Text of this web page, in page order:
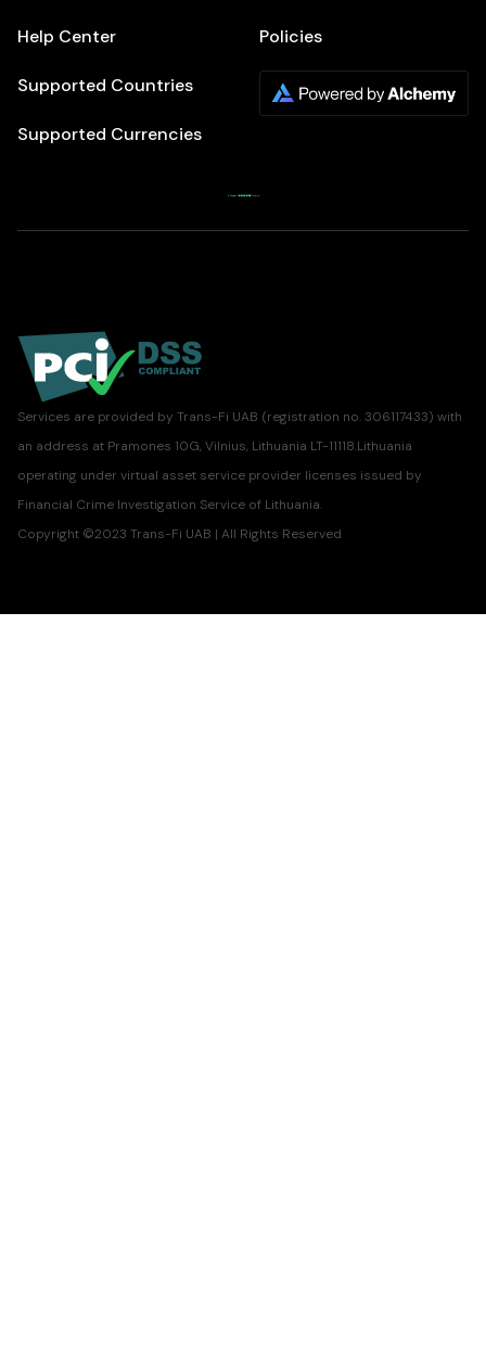
Help Center
Supported Countries
Supported Currencies
Policies
Services are provided by Trans-Fi UAB (registration no. 306117433) with
an address at Pramones 10G, Vilnius, Lithuania LT-11118.Lithuania
operating under virtual asset service provider licenses issued by
Financial Crime Investigation Service of Lithuania.
Copyright ©2023 Trans-Fi UAB | All Rights Reserved